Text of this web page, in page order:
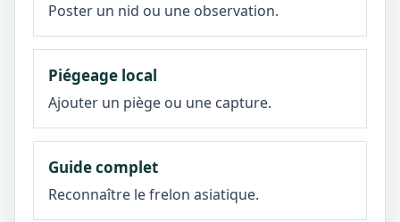
Poster un nid ou une observation.
Piégeage local
Ajouter un piège ou une capture.
Guide complet
Reconnaître le frelon asiatique.